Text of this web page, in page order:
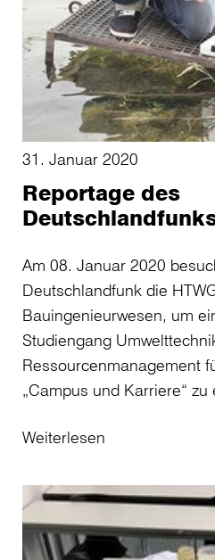
31. Januar 2020
Reportage des
Am 08. Januar 2020
Deutschlandfunk die
Bauingenieurwesen, um
Studiengang
Ressourcenmanagement
„Campus und Karriere“ zu
Weiterlesen